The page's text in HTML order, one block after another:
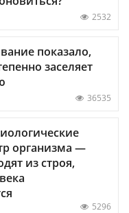
2532
показало,
заселяет
36535
организма —
из строя,
5296